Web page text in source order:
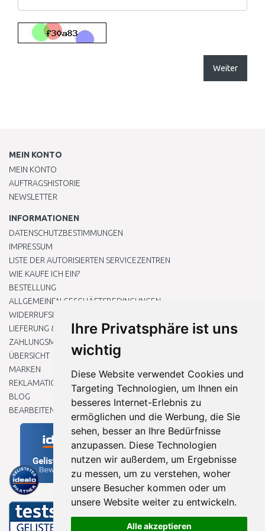
Ihre Privatsphäre ist uns
wichtig
Diese Website verwendet Cookies und
Targeting Technologien, um Ihnen ein
besseres Internet-Erlebnis zu
ermöglichen und die Werbung, die Sie
sehen, besser an Ihre Bedürfnisse
anzupassen. Diese Technologien
nutzen wir außerdem, um Ergebnisse
zu messen, um zu verstehen, woher
unsere Besucher kommen oder um
unsere Website weiter zu entwickeln.
Alle akzeptieren
Weiter
MEIN KONTO
MEIN KONTO
AUFTRAGSHISTORIE
NEWSLETTER
INFORMATIONEN
DATENSCHUTZBESTIMMUNGEN
IMPRESSUM
LISTE DER AUTORISIERTEN SERVICEZENTREN
WIE KAUFE ICH EIN?
BESTELLUNG
ALLGEMEINEN GESCHÄFTSBEDINGUNGEN
WIDERRUFSRECHT
LIEFERUNG & ZAHLUNG
ZAHLUNGSMETHODEN
ÜBERSICHT
MARKEN
REKLAMATIONEN UND RETOUREN
BLOG
BEARBEITEN SIE MEINE COOKIE-EINSTELLUNGEN